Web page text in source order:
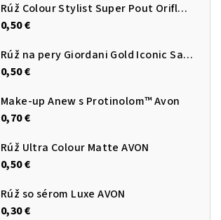
Rúž Colour Stylist Super Pout Oriflame
0,50 €
Rúž na pery Giordani Gold Iconic Satin SPF15 Oriflame
0,50 €
Make-up Anew s Protinolom™ Avon
0,70 €
Rúž Ultra Colour Matte AVON
0,50 €
Rúž so sérom Luxe AVON
0,30 €